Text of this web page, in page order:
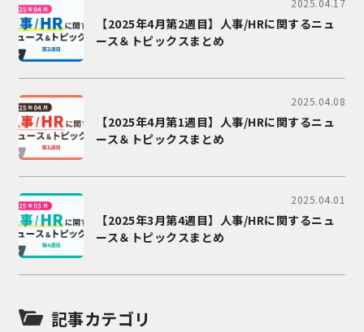
【2025年4月第2週目】人事/HRに関するニュ
ース＆トピックスまとめ
2025.04.08
【2025年4月第1週目】人事/HRに関するニュ
ース＆トピックスまとめ
2025.04.01
【2025年3月第4週目】人事/HRに関するニュ
ース＆トピックスまとめ
記事カテゴリ